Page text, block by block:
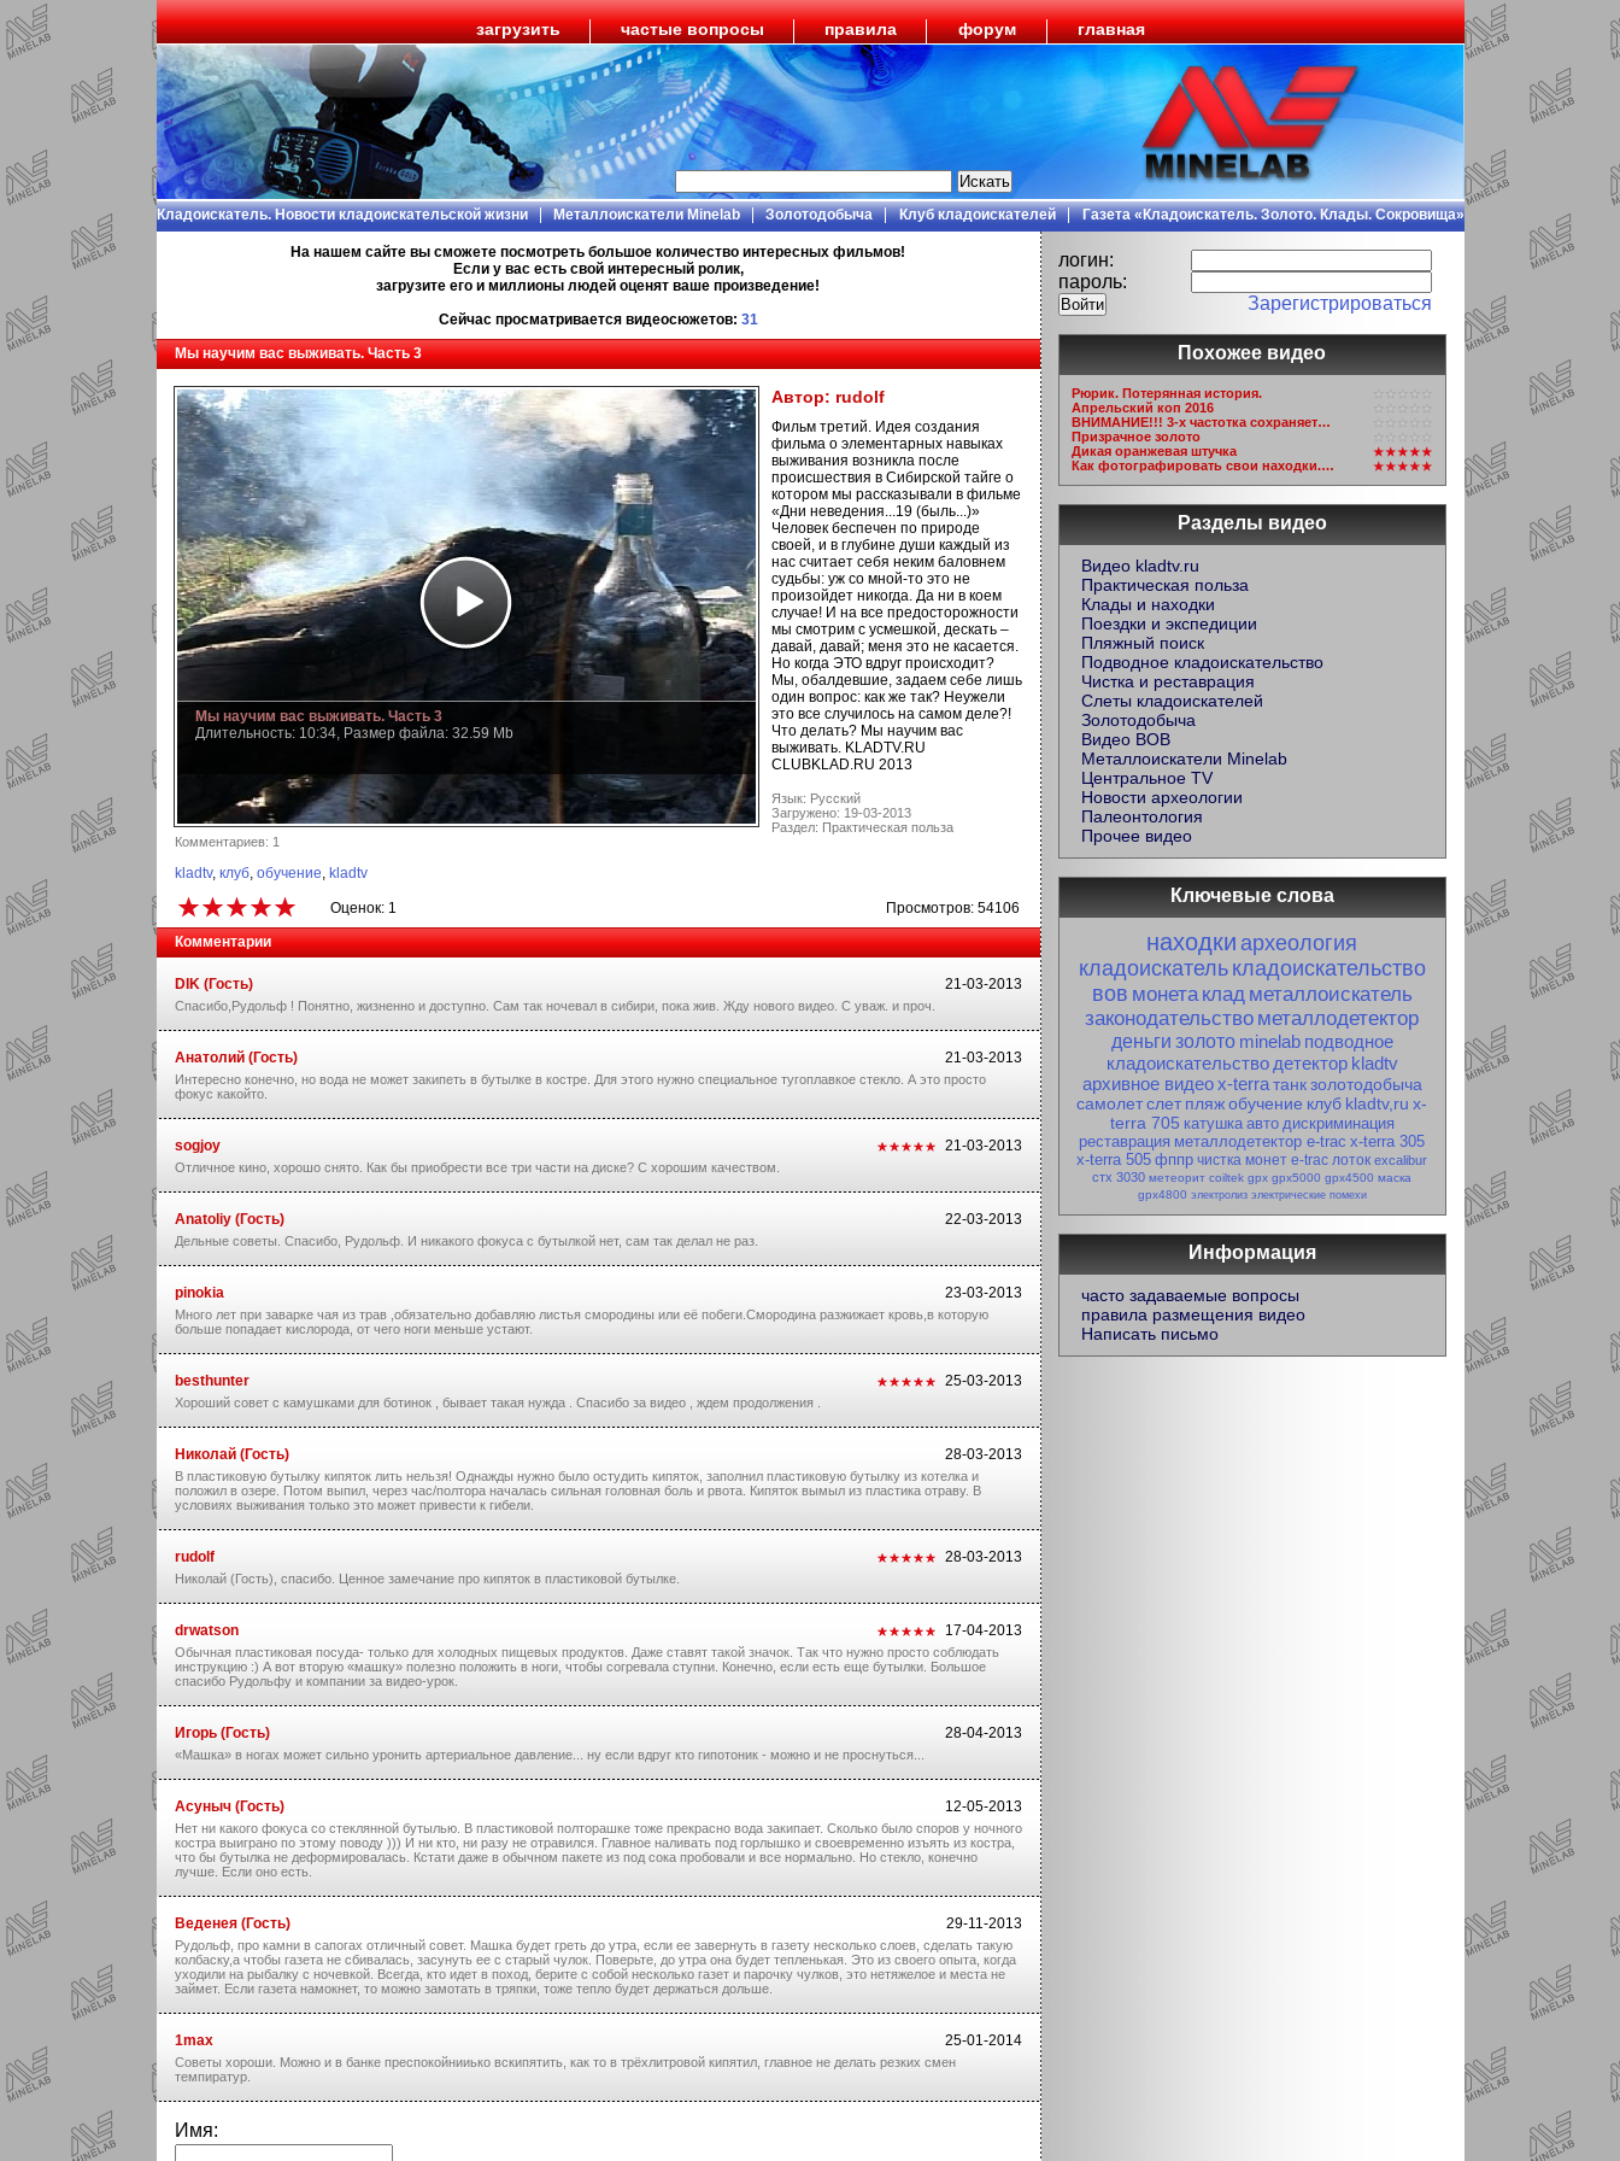
загрузить частые вопросы правила форум главная
Кладоискатель. Новости кладоискательской жизни Металлоискатели Minelab Золотодобыча Клуб кладоискателей Газета «Кладоискатель. Золото. Клады. Сокровища»
На нашем сайте вы сможете посмотреть большое количество интересных фильмов!
Если у вас есть свой интересный ролик,
загрузите его и миллионы людей оценят ваше произведение!
Сейчас просматривается видеосюжетов: 31
Мы научим вас выживать. Часть 3
Мы научим вас выживать. Часть 3
Длительность: 10:34, Размер файла: 32.59 Mb
Автор: rudolf
Фильм третий. Идея создания
фильма о элементарных навыках
выживания возникла после
происшествия в Сибирской тайге о
котором мы рассказывали в фильме
«Дни неведения...19 (быль...)»
Человек беспечен по природе
своей, и в глубине души каждый из
нас считает себя неким баловнем
судьбы: уж со мной-то это не
произойдет никогда. Да ни в коем
случае! И на все предосторожности
мы смотрим с усмешкой, дескать –
давай, давай; меня это не касается.
Но когда ЭТО вдруг происходит?
Мы, обалдевшие, задаем себе лишь
один вопрос: как же так? Неужели
это все случилось на самом деле?!
Что делать? Мы научим вас
выживать. KLADTV.RU
CLUBKLAD.RU 2013
Язык: Русский
Загружено: 19-03-2013
Раздел: Практическая польза
Комментариев: 1
kladtv, клуб, обучение, kladtv
Оценок: 1
Просмотров: 54106
Комментарии
DIK (Гость) 21-03-2013
Спасибо,Рудольф ! Понятно, жизненно и доступно. Сам так ночевал в сибири, пока жив. Жду нового видео. С уваж. и проч.
Анатолий (Гость) 21-03-2013
Интересно конечно, но вода не может закипеть в бутылке в костре. Для этого нужно специальное тугоплавкое стекло. А это просто
фокус какойто.
sogjoy 21-03-2013
Отличное кино, хорошо снято. Как бы приобрести все три части на диске? С хорошим качеством.
Anatoliy (Гость) 22-03-2013
Дельные советы. Спасибо, Рудольф. И никакого фокуса с бутылкой нет, сам так делал не раз.
pinokia 23-03-2013
Много лет при заварке чая из трав ,обязательно добавляю листья смородины или её побеги.Смородина разжижает кровь,в которую
больше попадает кислорода, от чего ноги меньше устают.
besthunter 25-03-2013
Хороший совет с камушками для ботинок , бывает такая нужда . Спасибо за видео , ждем продолжения .
Николай (Гость) 28-03-2013
В пластиковую бутылку кипяток лить нельзя! Однажды нужно было остудить кипяток, заполнил пластиковую бутылку из котелка и
положил в озере. Потом выпил, через час/полтора началась сильная головная боль и рвота. Кипяток вымыл из пластика отраву. В
условиях выживания только это может привести к гибели.
rudolf 28-03-2013
Николай (Гость), спасибо. Ценное замечание про кипяток в пластиковой бутылке.
drwatson 17-04-2013
Обычная пластиковая посуда- только для холодных пищевых продуктов. Даже ставят такой значок. Так что нужно просто соблюдать
инструкцию :) А вот вторую «машку» полезно положить в ноги, чтобы согревала ступни. Конечно, если есть еще бутылки. Большое
спасибо Рудольфу и компании за видео-урок.
Игорь (Гость) 28-04-2013
«Машка» в ногах может сильно уронить артериальное давление... ну если вдруг кто гипотоник - можно и не проснуться...
Асуныч (Гость) 12-05-2013
Нет ни какого фокуса со стеклянной бутылью. В пластиковой полторашке тоже прекрасно вода закипает. Сколько было споров у ночного
костра выиграно по этому поводу ))) И ни кто, ни разу не отравился. Главное наливать под горлышко и своевременно изъять из костра,
что бы бутылка не деформировалась. Кстати даже в обычном пакете из под сока пробовали и все нормально. Но стекло, конечно
лучше. Если оно есть.
Веденея (Гость) 29-11-2013
Рудольф, про камни в сапогах отличный совет. Машка будет греть до утра, если ее завернуть в газету несколько слоев, сделать такую
колбаску,а чтобы газета не сбивалась, засунуть ее с старый чулок. Поверьте, до утра она будет тепленькая. Это из своего опыта, когда
уходили на рыбалку с ночевкой. Всегда, кто идет в поход, берите с собой несколько газет и парочку чулков, это нетяжелое и места не
займет. Если газета намокнет, то можно замотать в тряпки, тоже тепло будет держаться дольше.
1max 25-01-2014
Советы хороши. Можно и в банке преспокойнииько вскипятить, как то в трёхлитровой кипятил, главное не делать резких смен
темпиратур.
Имя:
логин:
пароль:
Зарегистрироваться
Похожее видео
Рюрик. Потерянная история.
Апрельский коп 2016
ВНИМАНИЕ!!! 3-х частотка сохраняет…
Призрачное золото
Дикая оранжевая штучка
Как фотографировать свои находки.…
Разделы видео
Видео kladtv.ru
Практическая польза
Клады и находки
Поездки и экспедиции
Пляжный поиск
Подводное кладоискательство
Чистка и реставрация
Слеты кладоискателей
Золотодобыча
Видео ВОВ
Металлоискатели Minelab
Центральное TV
Новости археологии
Палеонтология
Прочее видео
Ключевые слова
находки археология
кладоискатель кладоискательство
вов монета клад металлоискатель
законодательство металлодетектор
деньги золото minelab подводное
кладоискательство детектор kladtv
архивное видео x-terra танк золотодобыча
самолетслет пляжобучение клуб kladtv,ru x-
terra 705 катушка авто дискриминация
реставрация металлодетектор e-trac x-terra 305
x-terra 505 фппр чистка монет e-trac лоток excalibur
стх 3030 метеорит coiltek gpx gpx5000 gpx4500 маска
gpx4800 электролиз электрические помехи
Информация
часто задаваемые вопросы
правила размещения видео
Написать письмо